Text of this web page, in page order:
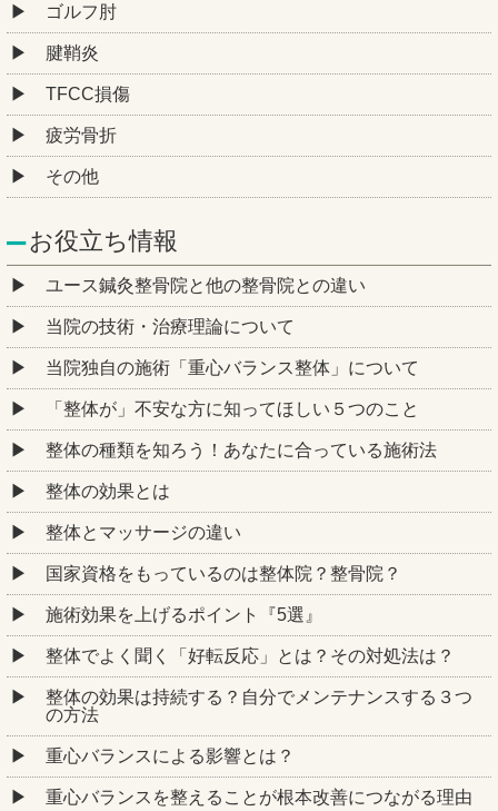
ゴルフ肘
腱鞘炎
TFCC損傷
疲労骨折
その他
お役立ち情報
ユース鍼灸整骨院と他の整骨院との違い
当院の技術・治療理論について
当院独自の施術「重心バランス整体」について
「整体が」不安な方に知ってほしい５つのこと
整体の種類を知ろう！あなたに合っている施術法
整体の効果とは
整体とマッサージの違い
国家資格をもっているのは整体院？整骨院？
施術効果を上げるポイント『5選』
整体でよく聞く「好転反応」とは？その対処法は？
整体の効果は持続する？自分でメンテナンスする３つ
の方法
重心バランスによる影響とは？
重心バランスを整えることが根本改善につながる理由